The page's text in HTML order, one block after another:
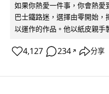
如果你熱愛一件事，你會熱愛
巴士鐵路迷，選擇由零開始
以運作的作品。他以紙皮親手
4,127 234 ↗ 分享